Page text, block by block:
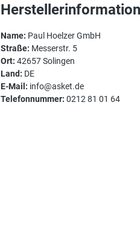
Name: Paul Hoelzer GmbH
Straße: Messerstr. 5
Ort: 42657 Solingen
Land: DE
E-Mail: info@asket.de
Telefonnummer: 0212 81 01 64